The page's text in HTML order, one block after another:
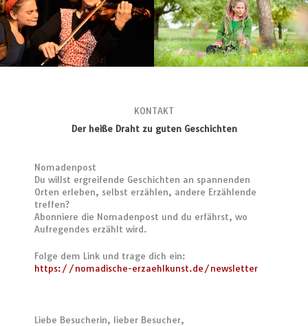
KONTAKT
Der heiße Draht zu guten Geschichten
Nomadenpost
Du willst ergreifende Geschichten an spannenden
Orten erleben, selbst erzählen, andere Erzählende
treffen?
Abonniere die Nomadenpost und du erfährst, wo
Aufregendes erzählt wird.
Folge dem Link und trage dich ein:
https://nomadische-erzaehlkunst.de/newsletter
Liebe Besucherin, lieber Besucher,